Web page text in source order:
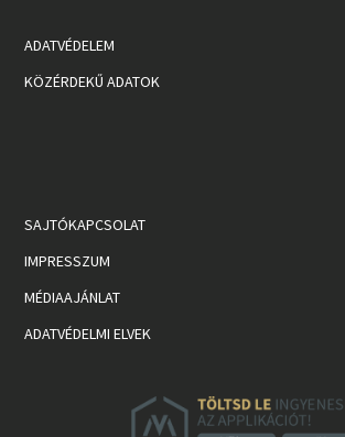
ADATVÉDELEM
KÖZÉRDEKŰ ADATOK
SAJTÓKAPCSOLAT
IMPRESSZUM
MÉDIAAJÁNLAT
ADATVÉDELMI ELVEK